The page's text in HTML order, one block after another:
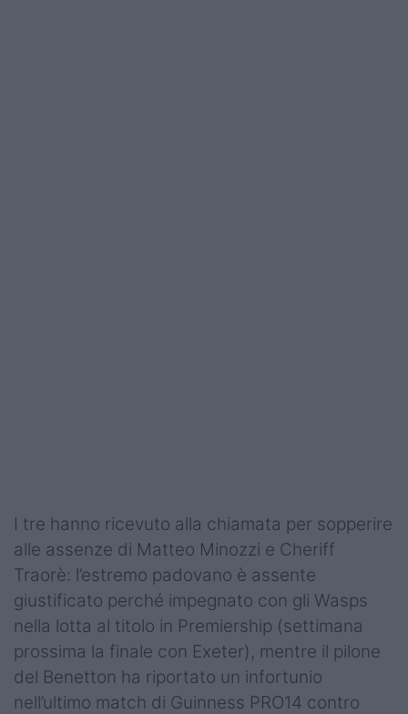
I tre hanno ricevuto alla chiamata per sopperire
alle assenze di Matteo Minozzi e Cheriff
Traorè: l’estremo padovano è assente
giustificato perché impegnato con gli Wasps
nella lotta al titolo in Premiership (settimana
prossima la finale con Exeter), mentre il pilone
del Benetton ha riportato un infortunio
nell’ultimo match di Guinness PRO14 contro